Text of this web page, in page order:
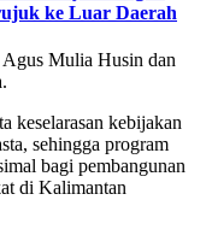
ke Luar Daerah
Mulia Husin dan
keselarasan kebijakan
sehingga program
bagi pembangunan
di Kalimantan